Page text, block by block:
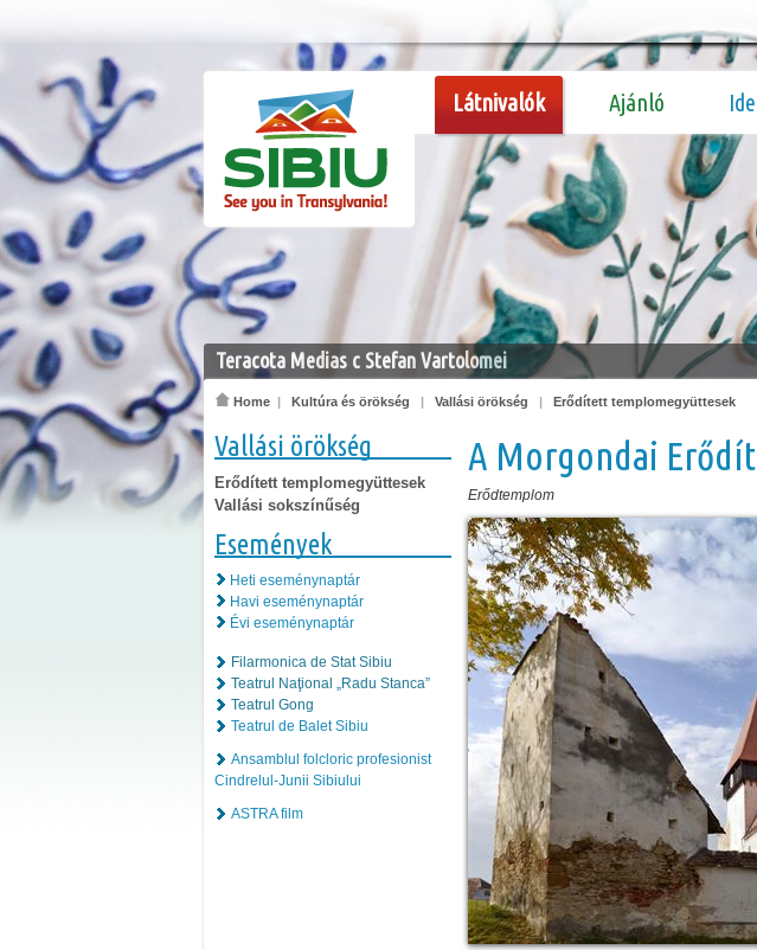
Látnivalók Ajánló
Teracota Medias c Stefan Vartolomei
Home | Kultúra és örökség | Vallási örökség | Erődített templomegyüttesek
Vallási örökség
Erődített templomegyüttesek
Vallási sokszínűség
Események
Heti eseménynaptár
Havi eseménynaptár
Évi eseménynaptár
Filarmonica de Stat Sibiu
Teatrul Naţional „Radu Stanca”
Teatrul Gong
Teatrul de Balet Sibiu
Ansamblul folcloric profesionist
Cindrelul-Junii Sibiului
ASTRA film
A Morgondai
Erődtemplom